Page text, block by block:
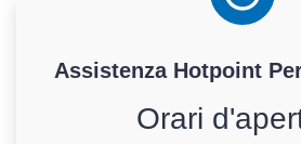
Assistenza Hotpoint
Orari